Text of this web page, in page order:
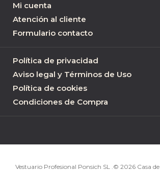
Mi cuenta
Atención al cliente
Formulario contacto
Política de privacidad
Aviso legal y Términos de Uso
Política de cookies
Condiciones de Compra
Vestuario Profesional Ponsich SL .© 2026 Casa